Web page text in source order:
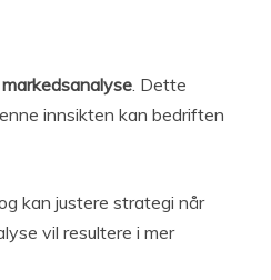
markedsanalyse. Dette
innsikten kan bedriften
kan justere strategi når
vil resultere i mer